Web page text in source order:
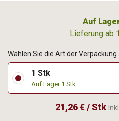
Auf
Lieferung ab
Wählen Sie die Art der Verpackung
1 Stk
Auf Lager 1 Stk
21,26 € / Stk